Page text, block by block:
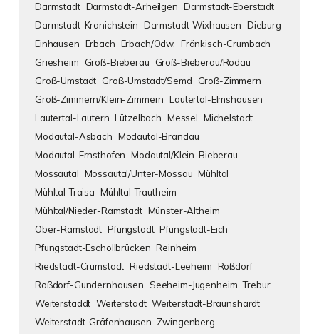
Darmstadt Darmstadt-Arheilgen Darmstadt-Eberstadt
Darmstadt-Kranichstein Darmstadt-Wixhausen Dieburg
Einhausen Erbach Erbach/Odw.
Fränkisch-Crumbach
Griesheim
Groß-Bieberau
Groß-Bieberau/Rodau
Groß-Umstadt Groß-Umstadt/Semd
Groß-Zimmern
Groß-Zimmern/Klein-Zimmern Lautertal-Elmshausen
Lautertal-Lautern Lützelbach Messel Michelstadt
Modautal-Asbach Modautal-Brandau
Modautal-Ernsthofen Modautal/Klein-Bieberau
Mossautal Mossautal/Unter-Mossau Mühltal
Mühltal-Traisa Mühltal-Trautheim
Mühltal/Nieder-Ramstadt Münster-Altheim
Ober-Ramstadt Pfungstadt Pfungstadt-Eich
Pfungstadt-Eschollbrücken Reinheim
Riedstadt-Crumstadt Riedstadt-Leeheim Roßdorf
Roßdorf-Gundernhausen Seeheim-Jugenheim Trebur
Weiterstaddt Weiterstadt Weiterstadt-Braunshardt
Weiterstadt-Gräfenhausen Zwingenberg